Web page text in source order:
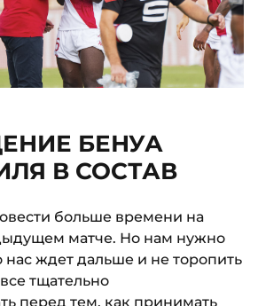
БЕНУА
В СОСТАВ
больше времени на
матче. Но нам нужно
нас ждет дальше и не торопить
тщательно
перед тем, как принимать